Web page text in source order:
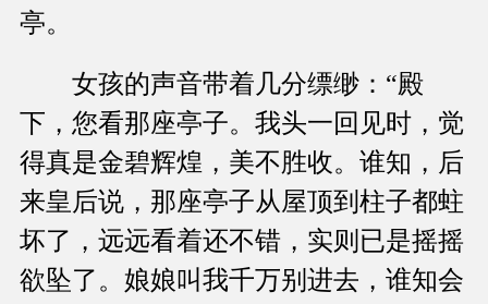
亭。
女孩的声音带着几分缥缈：“殿
下，您看那座亭子。我头一回见时，觉
得真是金碧辉煌，美不胜收。谁知，后
来皇后说，那座亭子从屋顶到柱子都蛀
坏了，远远看着还不错，实则已是摇摇
欲坠了。娘娘叫我千万别进去，谁知会